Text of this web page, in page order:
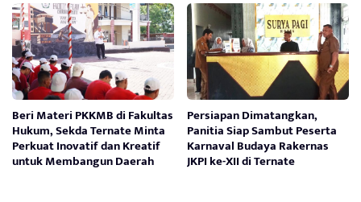
Beri Materi PKKMB di Fakultas
Hukum, Sekda Ternate Minta
Perkuat Inovatif dan Kreatif
untuk Membangun Daerah
Persiapan Dimatangkan,
Panitia Siap Sambut Peserta
Karnaval Budaya Rakernas
JKPI ke-XII di Ternate